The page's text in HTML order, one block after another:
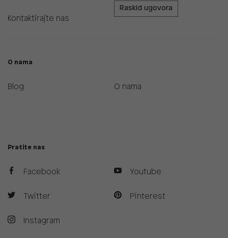
Kontaktirajte nas
Raskid ugovora
O nama
Blog O nama
Pratite nas
Facebook
Twitter
Instagram
Youtube
Pinterest